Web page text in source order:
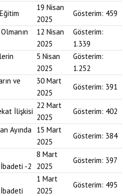
19 Nisan
2025
Gösterim: 459
12 Nisan
2025
Gösterim:
1.339
5 Nisan
2025
Gösterim:
1.252
ve
30 Mart
2025
Gösterim: 391
İlişkisi
22 Mart
2025
Gösterim: 402
Ayında 15 Mart
2025
Gösterim: 384
-2
8 Mart
2025
Gösterim: 397
1 Mart
2025
Gösterim: 495